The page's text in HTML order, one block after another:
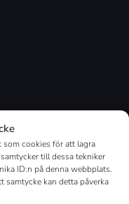
som cookies för att lagra
till dessa tekniker
ID:n på denna webbplats.
samtycke kan detta påverka